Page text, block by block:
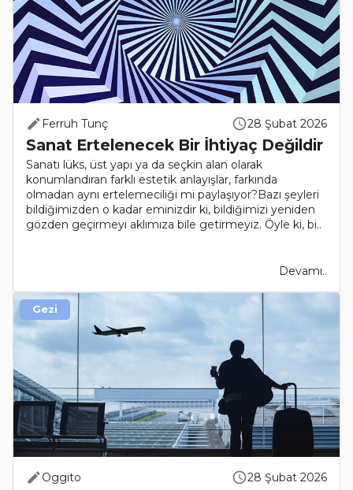
Ferruh Tunç 28 Şubat 2026
Sanat Ertelenecek Bir İhtiyaç Değildir
Sanatı lüks, üst yapı ya da seçkin alan olarak
konumlandıran farklı estetik anlayışlar, farkında
olmadan aynı ertelemeciliği mi paylaşıyor?Bazı şeyleri
bildiğimizden o kadar eminizdir ki, bildiğimizi yeniden
gözden geçirmeyi aklımıza bile getirmeyiz. Öyle ki, bi..
Devamı..
Oggito 28 Şubat 2026
Gezi